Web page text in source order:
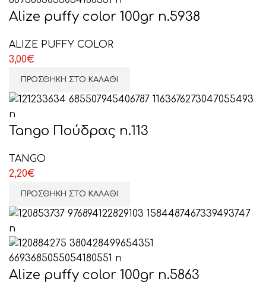
Alize puffy color 100gr n.5938
ALIZE PUFFY COLOR
3,00€
ΠΡΟΣΘΉΚΗ ΣΤΟ ΚΑΛΆΘΙ
Tango Πούδρας n.113
TANGO
2,20€
ΠΡΟΣΘΉΚΗ ΣΤΟ ΚΑΛΆΘΙ
Alize puffy color 100gr n.5863